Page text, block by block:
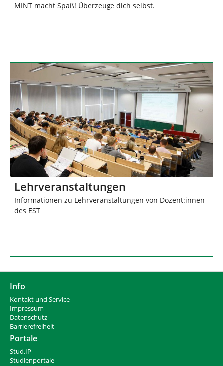
MINT macht Spaß! Überzeuge dich selbst.
Lehrveranstaltungen
Informationen zu Lehrveranstaltungen von Dozent:innen
des EST
Info
Kontakt und Service
Impressum
Datenschutz
Barrierefreiheit
Portale
Stud.IP
Studienportale